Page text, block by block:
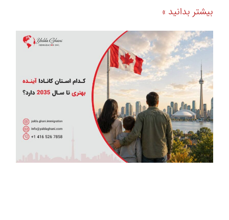
بیشتر بدانید »